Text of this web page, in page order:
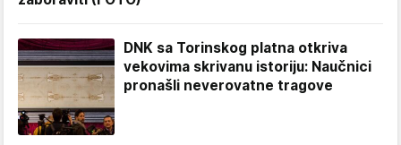
DNK sa Torinskog platna otkriva
vekovima skrivanu istoriju: Naučnici
pronašli neverovatne tragove